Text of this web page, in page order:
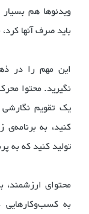
ویدئوها هم
باید صرف آنها
این مهم را در
نگیرید. محتوا
کنید، به برنامه‌ی
تولید کنید که
محتوای ارزشمند،
به کسب‌وکارهایی